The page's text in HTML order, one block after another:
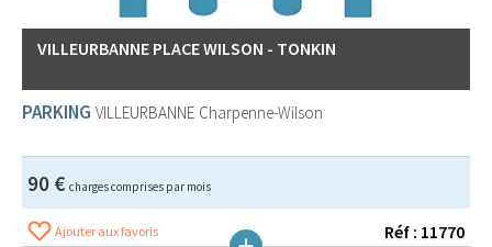
VILLEURBANNE PLACE WILSON - TONKIN
PARKING VILLEURBANNE Charpenne-Wilson
90 € charges comprises par mois
Ajouter aux favoris Réf : 11770